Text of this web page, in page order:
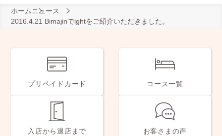
ホーム ニュース
2016.4.21 Bimajinでightをご紹介いただきました。
プリペイドカード コース一覧
入店から退店まで お客さまの声